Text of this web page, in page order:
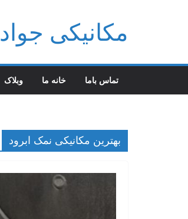
مکانیکی جواد
تماس باما خانه ما وبلاک
بهترین مکانیکی نمک ابرود